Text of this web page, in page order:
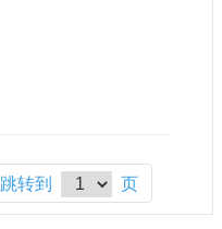
跳转到 页